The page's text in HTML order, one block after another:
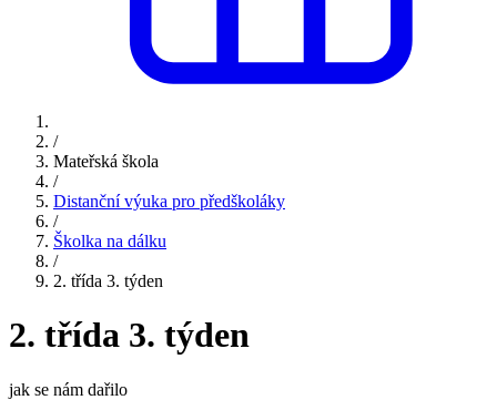
/
Mateřská škola
/
Distanční výuka pro předškoláky
/
Školka na dálku
/
2. třída 3. týden
2. třída 3. týden
jak se nám dařilo